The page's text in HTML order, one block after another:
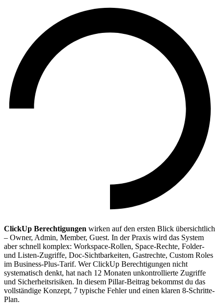
ClickUp Berechtigungen wirken auf den ersten Blick übersichtlich
– Owner, Admin, Member, Guest. In der Praxis wird das System
aber schnell komplex: Workspace-Rollen, Space-Rechte, Folder-
und Listen-Zugriffe, Doc-Sichtbarkeiten, Gastrechte, Custom Roles
im Business-Plus-Tarif. Wer ClickUp Berechtigungen nicht
systematisch denkt, hat nach 12 Monaten unkontrollierte Zugriffe
und Sicherheitsrisiken. In diesem Pillar-Beitrag bekommst du das
vollständige Konzept, 7 typische Fehler und einen klaren 8-Schritte-
Plan.